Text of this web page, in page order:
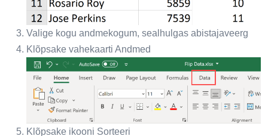
Valige kogu andmekogum, sealhulgas abistajaveerg
Klõpsake vahekaarti Andmed
Klõpsake ikooni Sorteeri